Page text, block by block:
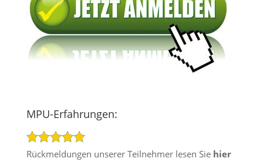
MPU-Erfahrungen:
Rückmeldungen unserer Teilnehmer lesen Sie hier